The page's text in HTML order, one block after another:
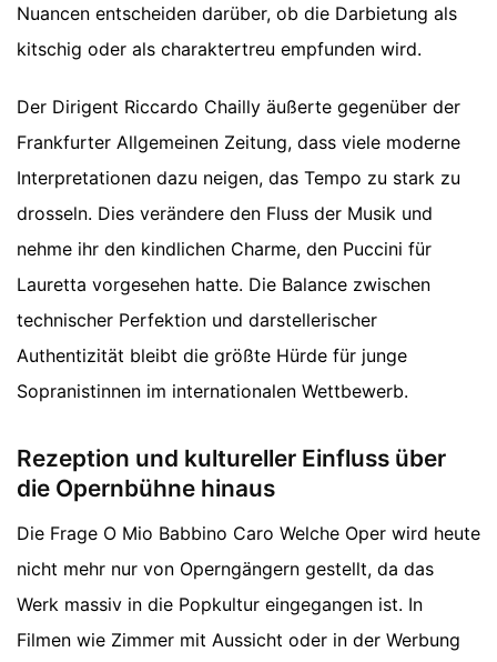
Nuancen entscheiden darüber, ob die Darbietung als
kitschig oder als charaktertreu empfunden wird.
Der Dirigent Riccardo Chailly äußerte gegenüber der
Frankfurter Allgemeinen Zeitung, dass viele moderne
Interpretationen dazu neigen, das Tempo zu stark zu
drosseln. Dies verändere den Fluss der Musik und
nehme ihr den kindlichen Charme, den Puccini für
Lauretta vorgesehen hatte. Die Balance zwischen
technischer Perfektion und darstellerischer
Authentizität bleibt die größte Hürde für junge
Sopranistinnen im internationalen Wettbewerb.
Rezeption und kultureller Einfluss über
die Opernbühne hinaus
Die Frage O Mio Babbino Caro Welche Oper wird heute
nicht mehr nur von Operngängern gestellt, da das
Werk massiv in die Popkultur eingegangen ist. In
Filmen wie Zimmer mit Aussicht oder in der Werbung